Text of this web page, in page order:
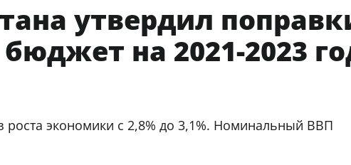
утвердил
на 2021-2023
экономики с 2,8% до 3,1%. Номинальный ВВП